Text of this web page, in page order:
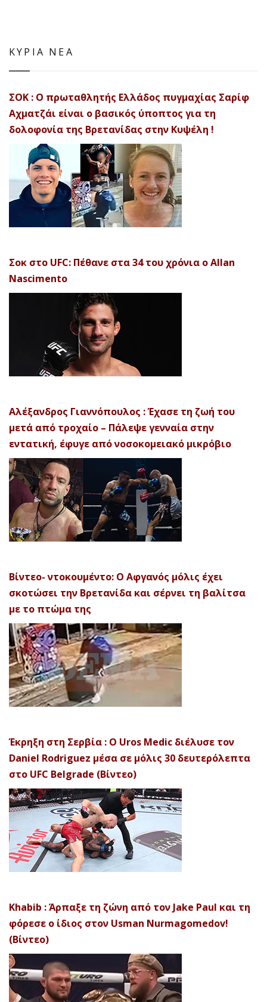
ΚΥΡΙΑ ΝΕΑ
ΣΟΚ : Ο πρωταθλητής Ελλάδος πυγμαχίας Σαρίφ
Αχματζάι είναι ο βασικός ύποπτος για τη
δολοφονία της Βρετανίδας στην Κυψέλη !
Σοκ στο UFC: Πέθανε στα 34 του χρόνια ο Allan
Nascimento
Αλέξανδρος Γιαννόπουλος : Έχασε τη ζωή του
μετά από τροχαίο – Πάλεψε γενναία στην
εντατική, έφυγε από νοσοκομειακό μικρόβιο
Βίντεο- ντοκουμέντο: Ο Αφγανός μόλις έχει
σκοτώσει την Βρετανίδα και σέρνει τη βαλίτσα
με το πτώμα της
Έκρηξη στη Σερβία : Ο Uros Medic διέλυσε τον
Daniel Rodriguez μέσα σε μόλις 30 δευτερόλεπτα
στο UFC Belgrade (Βίντεο)
Khabib : Άρπαξε τη ζώνη από τον Jake Paul και τη
φόρεσε ο ίδιος στον Usman Nurmagomedov!
(Βίντεο)